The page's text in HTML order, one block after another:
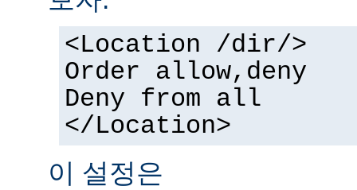
<Location /dir/>
Order allow,deny
Deny from all
</Location>
이 설정은